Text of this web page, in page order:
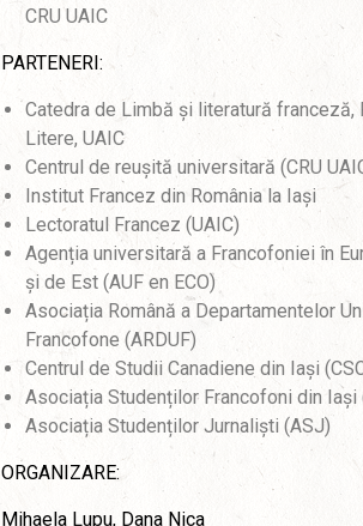
CRU UAIC
PARTENERI:
Catedra de Limbă și literatură franceză,
Litere, UAIC
Centrul de reușită universitară (CRU
Institut Francez din România la Iași
Lectoratul Francez (UAIC)
Agenția universitară a Francofoniei în
și de Est (AUF en ECO)
Asociația Română a Departamentelor
Francofone (ARDUF)
Centrul de Studii Canadiene din Iași
Asociația Studenților Francofoni din Iași
Asociația Studenților Jurnaliști (ASJ)
ORGANIZARE:
Mihaela Lupu, Dana Nica